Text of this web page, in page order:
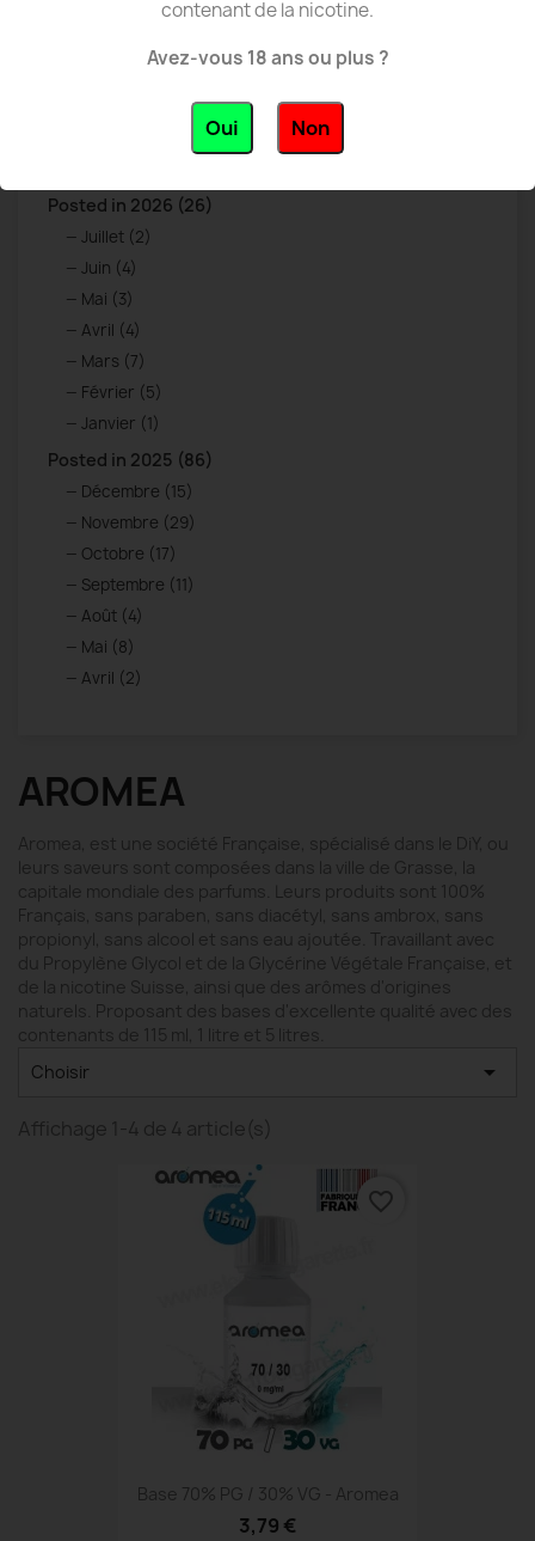
ARCHIVED POSTS
Posted in 2026 (26)
Juillet (2)
Juin (4)
Mai (3)
Avril (4)
Mars (7)
Février (5)
Janvier (1)
Posted in 2025 (86)
Décembre (15)
Novembre (29)
Octobre (17)
Septembre (11)
Août (4)
Mai (8)
Avril (2)
AROMEA
Aromea, est une société Française, spécialisé dans le DiY, ou
leurs saveurs sont composées dans la ville de Grasse, la
capitale mondiale des parfums. Leurs produits sont 100%
Français, sans paraben, sans diacétyl, sans ambrox, sans
propionyl, sans alcool et sans eau ajoutée. Travaillant avec
du Propylène Glycol et de la Glycérine Végétale Française, et
de la nicotine Suisse, ainsi que des arômes d'origines
naturels. Proposant des bases d'excellente qualité avec des
contenants de 115 ml, 1 litre et 5 litres.
Choisir

Affichage 1-4 de 4 article(s)
Base 70% PG / 30% VG - Aromea
3,79 €
favorite_border
contenant de la nicotine.
Avez-vous 18 ans ou plus ?
Oui Non